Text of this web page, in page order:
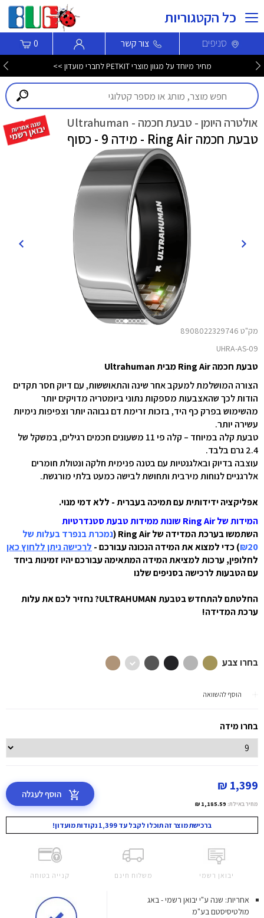
כל הקטגוריות
סניפים צור קשר 0
מחיר מיוחד על מגוון מוצרי PETKIT לחברי מועדון >>
אולטרה היומן - טבעת חכמה - Ultrahuman
טבעת חכמה Ring Air - מידה 9 - כסוף
מק"ט 8908022329746
UHRA-AS-09
טבעת חכמה Ring Air מבית Ultrahuman
הצורה המושלמת למעקב אחר שינה והתאוששות, עם דיוק חסר תקדים
הודות לכך שהאצבעות מספקות נתוני ביומטריה מדויקים יותר
מהשימוש בפרק כף היד, בזכות זרימת דם גבוהה יותר וצפיפות נימיות
עשירה יותר.
טבעת קלה במיוחד – קלה פי 11 משעונים חכמים רגילים, במשקל של
2.4 גרם בלבד.
עוצבה בדיוק ובאלגנטיות עם בטנה פנימית חלקה ונטולת חומרים
אלרגניים לנוחות מירבית ותחושת לבישה כמעט בלתי מורגשת.
אפליקציה ידידותית עם תמיכה בעברית - ללא דמי מנוי.
המידות שלRing Air שונות ממידות טבעת סטנדרטיות
השתמשו בערכת המדידה שלRing Air
(נמכרת בנפרד בעלות של
₪20) כדי למצוא את המידה הנכונה עבורכם- לרכישה ניתן ללחוץ כאן
לחלופין, ערכות למציאת המידה המתאימה עבורכם יהיו זמינות ביחד
עם הטבעות לרכישה בסניפים שלנו
החלטתם להתחדש בטבעת ULTRAHUMAN? נחזיר לכם את עלות
ערכת המדידה!
בחרו צבע
הוסף להשוואה
בחרו מידה
1,399 ₪
מחיר באילת: 1,185.59 ₪
הוסף לעגלה
ברכישת מוצר זה תוכלו לקבל עד 1,399 נקודות מועדון!
יבואן רשמי משלוח חינם קנייה בטוחה
אחריות: שנה ע"י יבואן רשמי - באג
מולטיסיסטם בע"מ